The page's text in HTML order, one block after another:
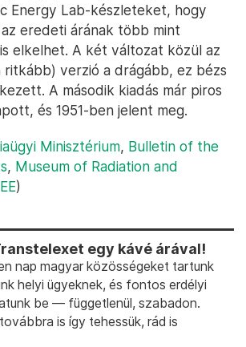
Energy Lab-készleteket, hogy
eredeti árának több mint
elkelhet. A két változat közül az
ritkább) verzió a drágább, ez bézs
A második kiadás már piros
és 1951-ben jelent meg.
Minisztérium, Bulletin of the
, Museum of Radiation and
)
egy kávé árával!
nap magyar közösségeket tartunk
helyi ügyeknek, és fontos erdélyi
be — függetlenül, szabadon.
is így tehessük, rád is